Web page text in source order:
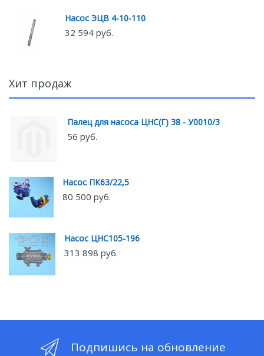
Насос ЭЦВ 4-10-110
32 594 руб.
Хит продаж
Палец для насоса ЦНС(Г) 38 - У0010/3
56 руб.
Насос ПК63/22,5
80 500 руб.
Насос ЦНС105-196
313 898 руб.
Подпишись на обновление